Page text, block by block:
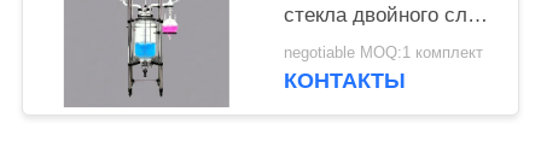
стекла двойного слоя
высокий с агитатором
реактора
negotiable MOQ:1 комплект
КОНТАКТЫ